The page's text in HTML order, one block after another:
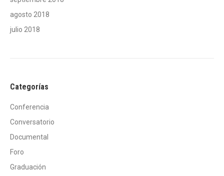
agosto 2018
julio 2018
Categorías
Conferencia
Conversatorio
Documental
Foro
Graduación